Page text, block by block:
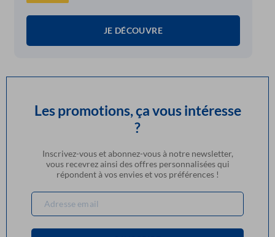
JE DÉCOUVRE
Les promotions, ça vous intéresse
?
Inscrivez-vous et abonnez-vous à notre newsletter,
vous recevrez ainsi des offres personnalisées qui
répondent à vos envies et vos préférences !